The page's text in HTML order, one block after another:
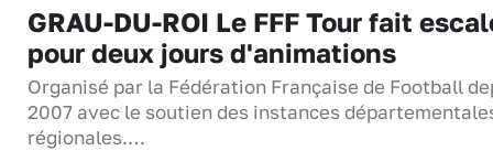
GRAU-DU-ROI Le FFF Tour fait
pour deux jours d'animations
Organisé par la Fédération Française de Football
2007 avec le soutien des instances
régionales.…